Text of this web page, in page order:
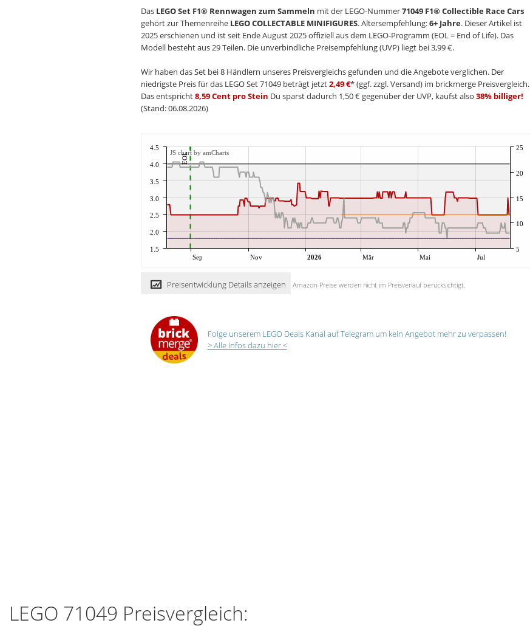
Das LEGO Set F1® Rennwagen zum Sammeln mit der LEGO-Nummer71049 F1® Collectible Race Cars
gehört zur Themenreihe LEGO COLLECTABLE MINIFIGURES. Altersempfehlung:6+ Jahre. Dieser Artikel ist
2025 erschienen und ist seit Ende August 2025 offiziell aus dem LEGO-Programm (EOL = End of Life). Das
Modell besteht aus 29 Teilen. Die unverbindliche Preisempfehlung (UVP) liegt bei 3,99 €.
Wir haben das Set bei 8 Händlern unseres Preisvergleichs gefunden und die Angebote verglichen. Der
niedrigste Preis für das LEGO Set 71049 beträgt jetzt2,49 €* (ggf. zzgl. Versand) im brickmerge Preisvergleich.
Das entspricht8,59 Cent pro Stein Du sparst dadurch 1,50 € gegenüber der UVP, kaufst also 38% billiger!
(Stand: 06.08.2026)
Sep Nov 2026 Mär Mai Jul
EOL
1.5
2.0
2.5
3.0
3.5
4.0
4.5
5
10
15
20
25
JS chart by amCharts
Preisentwicklung Details anzeigen Amazon-Preise werden nicht im Preisverlauf berücksichtigt.
Folge unserem LEGO Deals Kanal auf Telegram um kein Angebot mehr zu verpassen!
> Alle Infos dazu hier <
LEGO 71049 Preisvergleich: